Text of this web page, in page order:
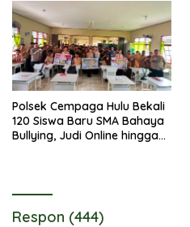
Polsek Cempaga Hulu Bekali
120 Siswa Baru SMA Bahaya
Bullying, Judi Online hingga
Respon (444)